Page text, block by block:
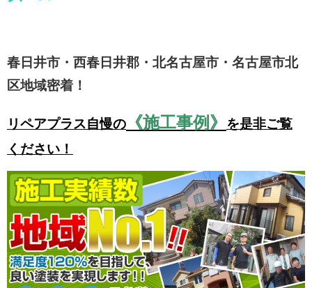
春日井市・西春日井郡・北名古屋市・名古屋市北
区地域密着！
リペアプラス自慢の 《施工事例》
を是非ご覧
ください！